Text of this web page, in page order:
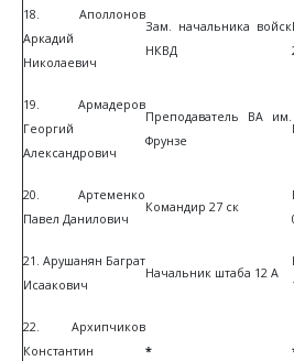
18. Аполлонов
Аркадий
Николаевич
Зам. начальника войск
НКВД
19. Армадеров
Георгий
Александрович
Преподаватель ВА им.
Фрунзе
20. Артеменко
Павел Данилович
Командир 27 ск
21. Арушанян Баграт
Исаакович
Начальник штаба 12 А
22. Архипчиков
Константин
*